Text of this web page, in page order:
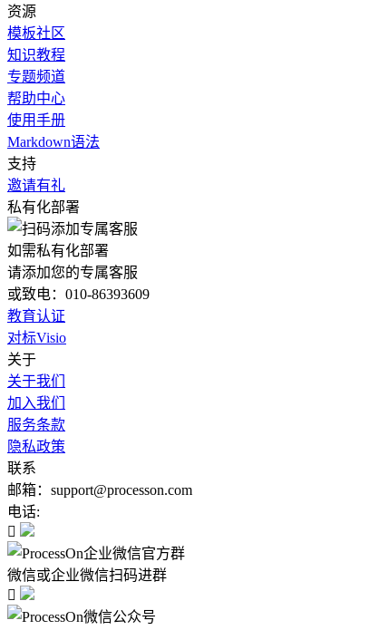
资源
模板社区
知识教程
专题频道
帮助中心
使用手册
Markdown语法
支持
邀请有礼
私有化部署
如需私有化部署
请添加您的专属客服
或致电：010-86393609
教育认证
对标Visio
关于
关于我们
加入我们
服务条款
隐私政策
联系
邮箱：support@processon.com
电话:

微信或企业微信扫码进群
